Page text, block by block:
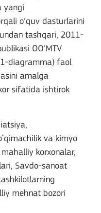
yangi
o‘quv dasturlarini
tashqari, 2011-
OO'MTV
diagramma) faol
amalga
sifatida ishtirok
va kimyo
korxonalar,
Savdo-sanoat
mehnat bozori